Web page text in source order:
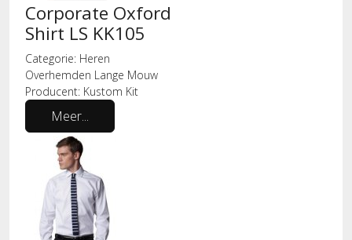
Corporate Oxford
Shirt LS KK105
Categorie: Heren
Overhemden Lange Mouw
Producent: Kustom Kit
Meer...